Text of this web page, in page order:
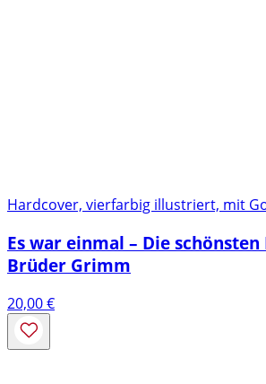
Hardcover, vierfarbig illustriert, mit
Es war einmal – Die
Brüder Grimm
20,00€